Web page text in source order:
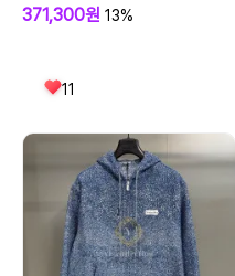
371,300원 13%
11